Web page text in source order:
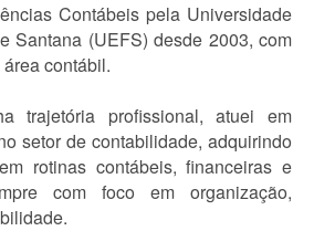
Contábeis pela Universidade
Santana (UEFS) desde 2003, com
contábil.
trajetória profissional, atuei em
setor de contabilidade, adquirindo
rotinas contábeis, financeiras e
com foco em organização,